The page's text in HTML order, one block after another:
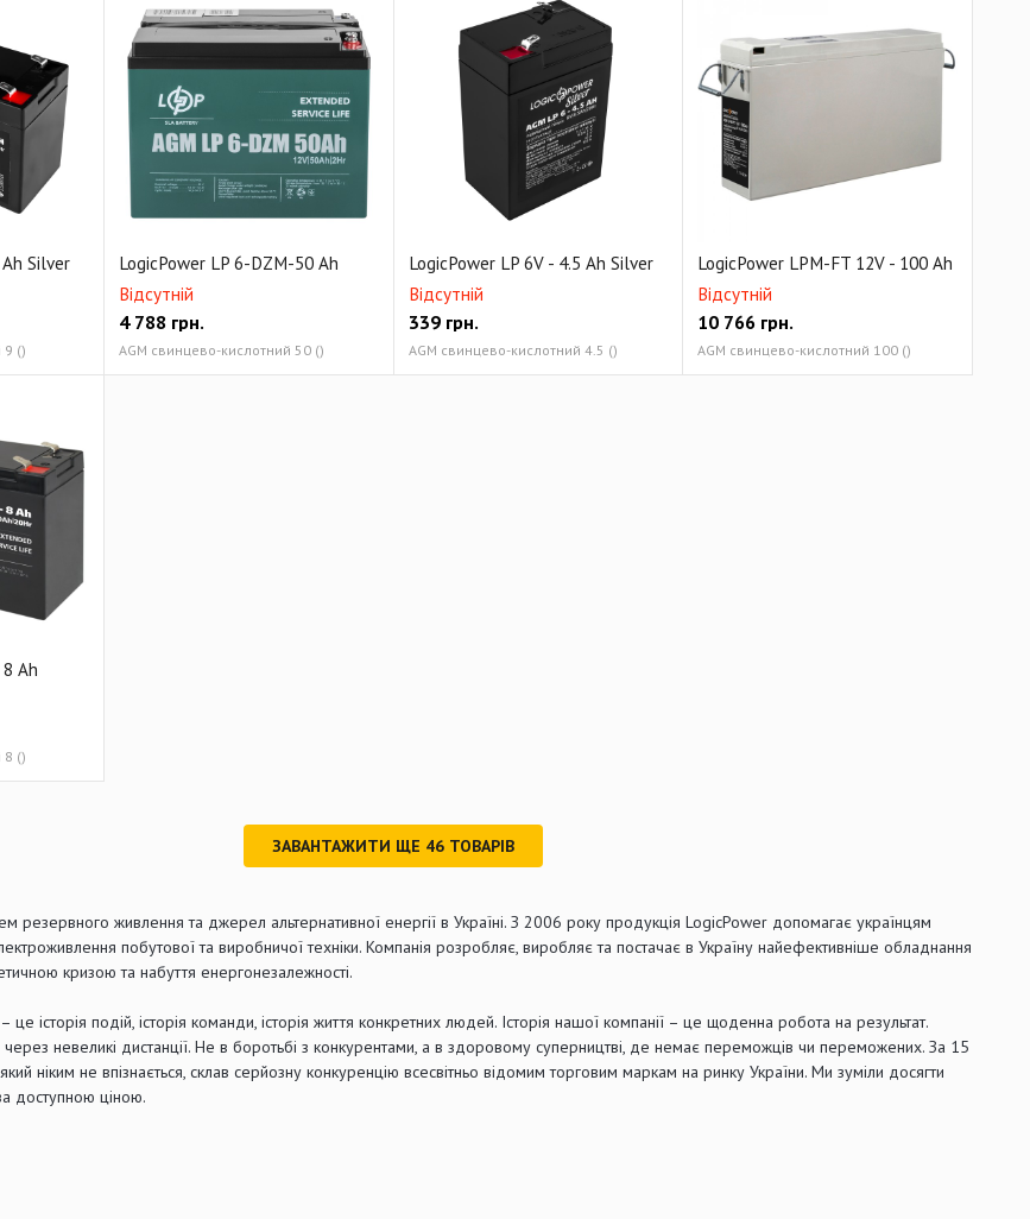
Silver
9 ()
LogicPower LP 6-DZM-50 Ah
Відсутній
4 788 грн.
AGM свинцево-кислотний 50 ()
LogicPower LP 6V - 4.5 Ah Silver
Відсутній
339грн.
AGM свинцево-кислотний 4.5 ()
LogicPower LPM-FT 12V - 100 Ah
Відсутній
10 766 грн.
AGM свинцево-кислотний 100 ()
Ah
8 ()
ЗАВАНТАЖИТИ ЩЕ 46 ТОВАРІВ
резервного живлення та джерел альтернативної енергії в Україні. З 2006 року продукція LogicPower допомагає українцям
побутової та виробничої техніки. Компанія розробляє, виробляє та постачає в Україну найефективніше обладнання
кризою та набуття енергонезалежності.
– це історія подій, історія команди, історія життя конкретних людей. Історія нашої компанії – це щоденна робота на результат.
невеликі дистанції. Не в боротьбі з конкурентами, а в здоровому суперництві, де немає переможців чи переможених. За 15
ніким не впізнається, склав серйозну конкуренцію всесвітньо відомим торговим маркам на ринку України. Ми зуміли досягти
доступною ціною.